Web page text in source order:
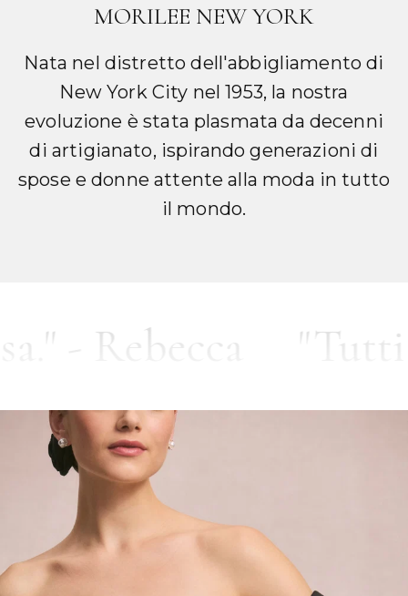
MORILEE NEW YORK
Nata nel distretto dell'abbigliamento di
New York City nel 1953, la nostra
evoluzione è stata plasmata da decenni
di artigianato, ispirando generazioni di
spose e donne attente alla moda in tutto
il mondo.
"Tutti nel